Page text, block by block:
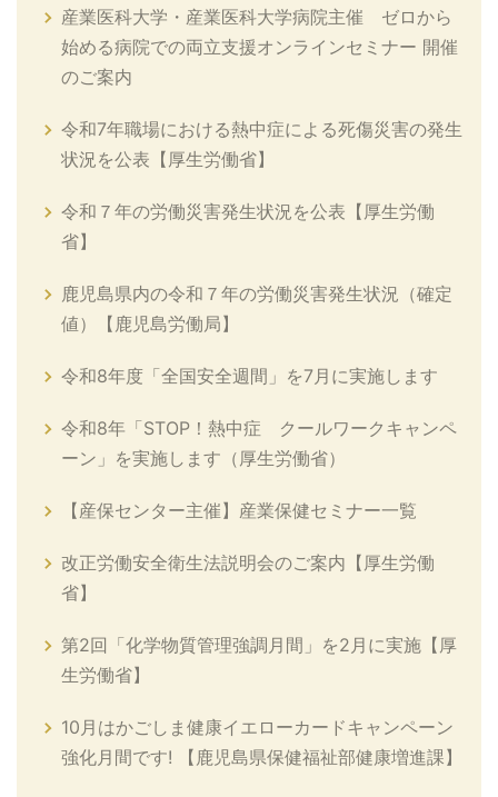
産業医科大学・産業医科大学病院主催 ゼロから
始める病院での両立支援オンラインセミナー 開催
のご案内
令和7年職場における熱中症による死傷災害の発生
状況を公表【厚生労働省】
令和７年の労働災害発生状況を公表【厚生労働
省】
鹿児島県内の令和７年の労働災害発生状況（確定
値）【鹿児島労働局】
令和8年度「全国安全週間」を7月に実施します
令和8年「STOP！熱中症 クールワークキャンペ
ーン」を実施します（厚生労働省）
【産保センター主催】産業保健セミナー一覧
改正労働安全衛生法説明会のご案内【厚生労働
省】
第2回「化学物質管理強調月間」を2月に実施【厚
生労働省】
10月はかごしま健康イエローカードキャンペーン
強化月間です! 【鹿児島県保健福祉部健康増進課】